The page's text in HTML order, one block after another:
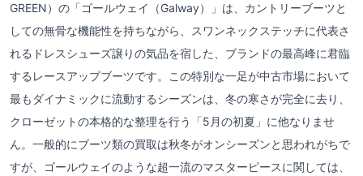
GREEN）の「ゴールウェイ（Galway）」は、カントリーブーツと
しての無骨な機能性を持ちながら、スワンネックステッチに代表さ
れるドレスシューズ譲りの気品を宿した、ブランドの最高峰に君臨
するレースアップブーツです。この特別な一足が中古市場において
最もダイナミックに流動するシーズンは、冬の寒さが完全に去り、
クローゼットの本格的な整理を行う「5月の初夏」に他なりませ
ん。一般的にブーツ類の買取は秋冬がオンシーズンと思われがちで
すが、ゴールウェイのような超一流のマスターピースに関しては、